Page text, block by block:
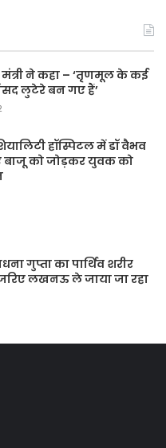
ने कहा – ‘तृणमूल के कई
लुटेरे बन गए हैं’
हॉस्पिटल में डॉ वैभव
को जोड़कर युवक को
गुप्ता का पार्थिव शरीर
लखनऊ ले जाया जा रहा